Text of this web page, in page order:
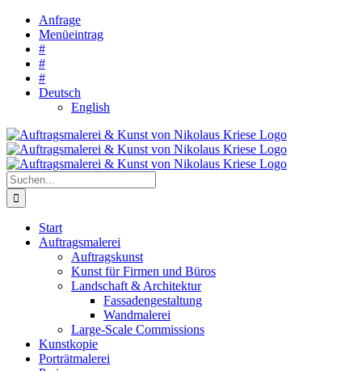
Zum
Inhalt
springen
Anfrage
Menüeintrag
#
#
#
Deutsch
English
Suche
nach:
Start
Auftragsmalerei
Auftragskunst
Kunst für Firmen und Büros
Landschaft & Architektur
Fassadengestaltung
Wandmalerei
Large-Scale Commissions
Kunstkopie
Porträtmalerei